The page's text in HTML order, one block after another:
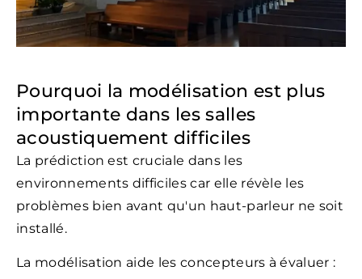
Pourquoi la modélisation est plus
importante dans les salles
acoustiquement difficiles
La prédiction est cruciale dans les
environnements difficiles car elle révèle les
problèmes bien avant qu'un haut-parleur ne soit
installé.
La modélisation aide les concepteurs à évaluer :